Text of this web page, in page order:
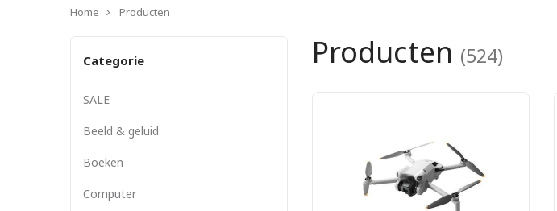
Home Producten
Categorie
SALE
Beeld & geluid
Boeken
Computer
Producten (524)